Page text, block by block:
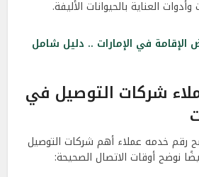
العناية بالحيوانات الأليفة.
الإقامة في الإمارات .. دليل شامل
شركات التوصيل في
رقم خدمه عملاء أهم شركات التوصيل
نوضح أوقات الاتصال الصحيحة: